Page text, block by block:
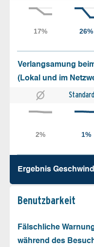
Verlangsamung
(Lokal und im
Ergebnis
Benutz­barkeit
Fälschliche
während des